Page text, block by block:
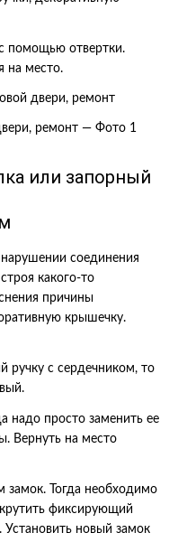
помощью отвертки.
на место.
ремонт — Фото 1
или запорный
соединения
какого-то
причины
крышечку.
ручку с сердечником, то
надо просто заменить ее
Вернуть на место
замок. Тогда необходимо
фиксирующий
Установить новый замок